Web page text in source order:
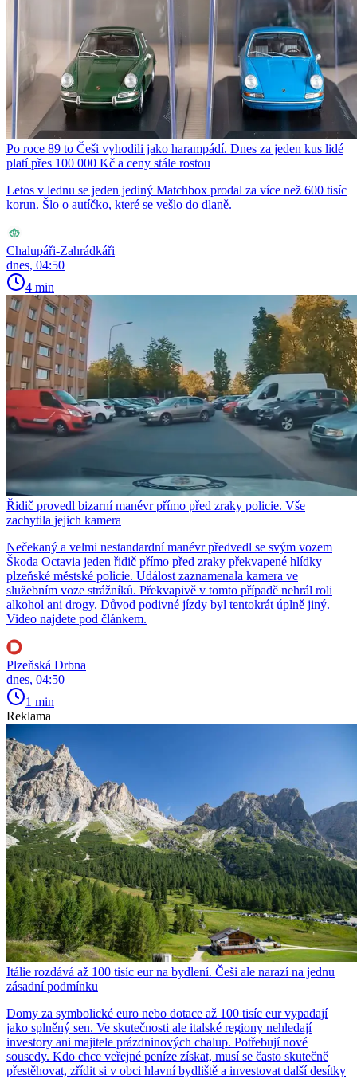
Po roce 89 to Češi vyhodili jako harampádí. Dnes za jeden kus lidé
platí přes 100 000 Kč a ceny stále rostou
Letos v lednu se jeden jediný Matchbox prodal za více než 600 tisíc
korun. Šlo o autíčko, které se vešlo do dlaně.
Chalupáři-Zahrádkáři
dnes, 04:50
4 min
Řidič provedl bizarní manévr přímo před zraky policie. Vše
zachytila jejich kamera
Nečekaný a velmi nestandardní manévr předvedl se svým vozem
Škoda Octavia jeden řidič přímo před zraky překvapené hlídky
plzeňské městské policie. Událost zaznamenala kamera ve
služebním voze strážníků. Překvapivě v tomto případě nehrál roli
alkohol ani drogy. Důvod podivné jízdy byl tentokrát úplně jiný.
Video najdete pod článkem.
Plzeňská Drbna
dnes, 04:50
1 min
Reklama
Itálie rozdává až 100 tisíc eur na bydlení. Češi ale narazí na jednu
zásadní podmínku
Domy za symbolické euro nebo dotace až 100 tisíc eur vypadají
jako splněný sen. Ve skutečnosti ale italské regiony nehledají
investory ani majitele prázdninových chalup. Potřebují nové
sousedy. Kdo chce veřejné peníze získat, musí se často skutečně
přestěhovat, zřídit si v obci hlavní bydliště a investovat další desítky